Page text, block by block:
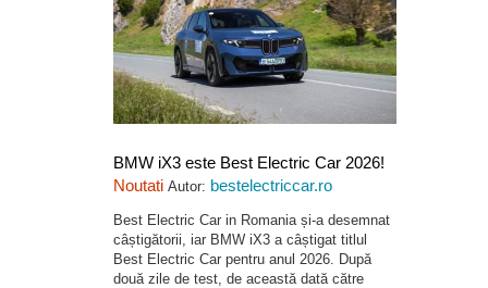
BMW iX3 este Best Electric Car 2026!
Noutati Autor: bestelectriccar.ro
Best Electric Car in Romania și-a desemnat
câștigătorii, iar BMW iX3 a câștigat titlul
Best Electric Car pentru anul 2026. După
două zile de test, de această dată către